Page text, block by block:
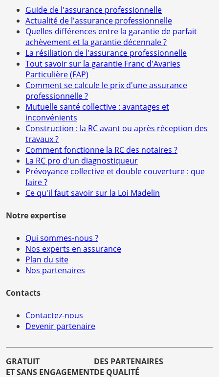
Guide de l'assurance professionnelle
Actualité de l'assurance professionnelle
Quelles différences entre la garantie de parfait
achèvement et la garantie décennale ?
La résiliation de l'assurance professionnelle
Tout savoir sur la garantie Franc d'Avaries
Particulière (FAP)
Comment se calcule le prix d'une assurance
professionnelle ?
Mutuelle santé collective : avantages et
inconvénients
Construction : la RC avant ou après réception des
travaux ?
Comment fonctionne la RC des notaires ?
La RC pro d'un diagnostiqueur
Prévoyance collective et double couverture : que
faire ?
Ce qu'il faut savoir sur la Loi Madelin
Notre expertise
Qui sommes-nous ?
Nos experts en assurance
Plan du site
Nos partenaires
Contacts
Contactez-nous
Devenir partenaire
GRATUIT
ET SANS ENGAGEMENT
DES PARTENAIRES
DE QUALITÉ